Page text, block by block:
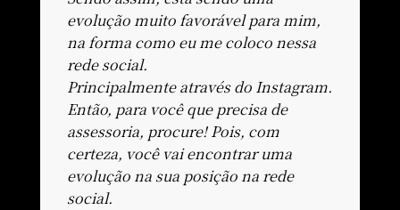
evolução muito favorável para mim,
na forma como eu me coloco nessa
rede social.
Principalmente através do Instagram.
Então, para você que precisa de
assessoria, procure! Pois, com
certeza, você vai encontrar uma
evolução na sua posição na rede
social.